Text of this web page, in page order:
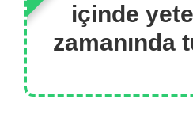
içinde
zamanında